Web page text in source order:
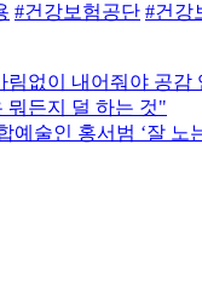
#건강보험공단 #건강
림없이 내어줘야 공감
뭐든지 덜 하는 것"
예술인 홍서범 ‘잘 노